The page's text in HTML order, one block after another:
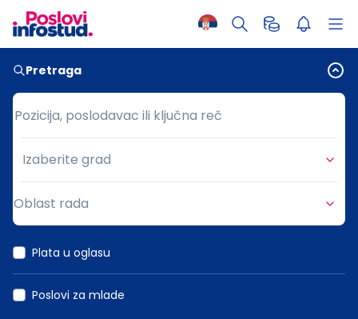
Pretraga
Pozicija, poslodavac ili ključna reč
Pozicija, poslodavac ili ključna reč
Grad
Izaberite grad
Oblast rada
Plata u oglasu
Poslovi za mlade